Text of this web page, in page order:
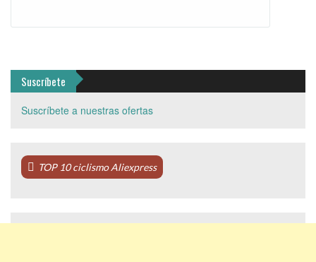
Suscríbete
Suscríbete a nuestras ofertas
TOP 10 ciclismo Aliexpress